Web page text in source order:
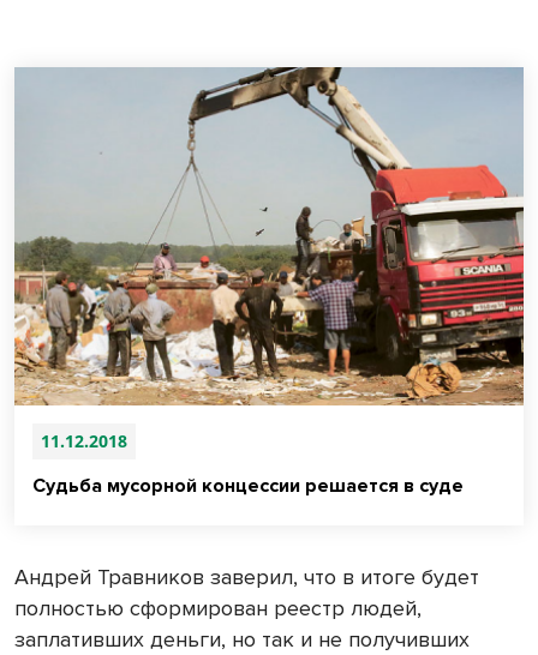
11.12.2018
Судьба мусорной концессии решается в суде
Андрей Травников заверил, что в итоге будет
полностью сформирован реестр людей,
заплативших деньги, но так и не получивших